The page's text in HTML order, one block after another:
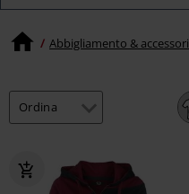
Abbigliamento & accessori